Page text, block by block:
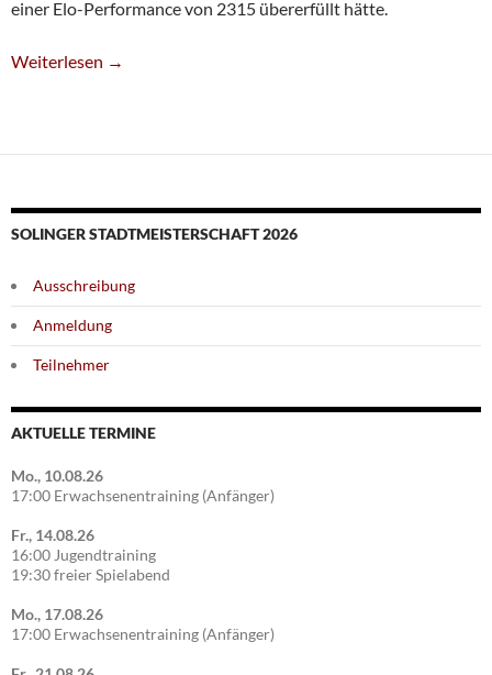
einer Elo-Performance von 2315 übererfüllt hätte.
Bashylina Und Sereda In Topform
Weiterlesen →
SOLINGER STADTMEISTERSCHAFT 2026
Ausschreibung
Anmeldung
Teilnehmer
AKTUELLE TERMINE
Mo., 10.08.26
17:00 Erwachsenentraining (Anfänger)
Fr., 14.08.26
16:00 Jugendtraining
19:30 freier Spielabend
Mo., 17.08.26
17:00 Erwachsenentraining (Anfänger)